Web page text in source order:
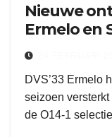
Nieuwe
Ermelo en
DVS’33 Ermelo
seizoen
de O14-1